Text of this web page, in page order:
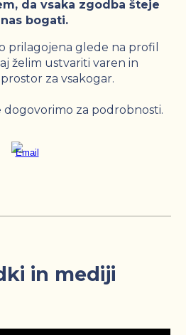
da vsaka zgodba šteje
bogati.
prilagojena glede na profil
želim ustvariti varen in
za vsakogar.
dogovorimo za podrobnosti.
in mediji